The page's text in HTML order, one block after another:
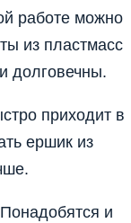
работе можно
из пластмасс
долговечны.
приходит в
ершик из
и